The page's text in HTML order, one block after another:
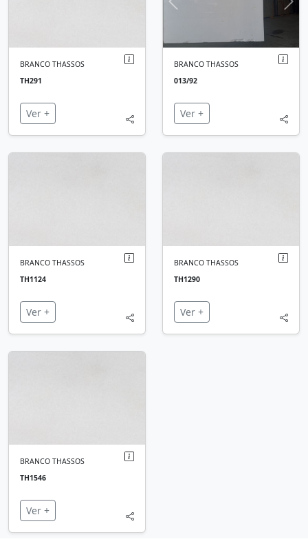
BRANCO THASSOS
TH291
Ver +
Ant.
BRANCO THASSOS
013/92
Ver +
BRANCO THASSOS
TH1124
Ver +
BRANCO THASSOS
TH1290
Ver +
BRANCO THASSOS
TH1546
Ver +